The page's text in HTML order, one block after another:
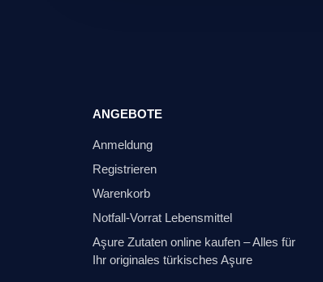
ANGEBOTE
Anmeldung
Registrieren
Warenkorb
Notfall-Vorrat Lebensmittel
Aşure Zutaten online kaufen – Alles für
Ihr originales türkisches Aşure